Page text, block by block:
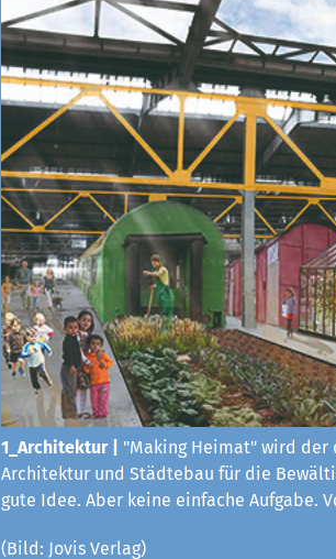
1_Architektur |
"Making Heimat" wird der
Architektur und Städtebau für die
gute Idee. Aber keine einfache Aufgabe.
(Bild: Jovis Verlag)